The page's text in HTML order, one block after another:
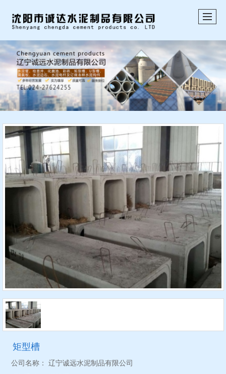
矩型槽
公司名称：
辽宁诚远水泥制品有限公司